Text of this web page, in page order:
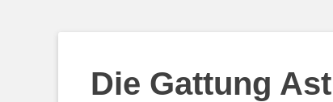
Die Gattung